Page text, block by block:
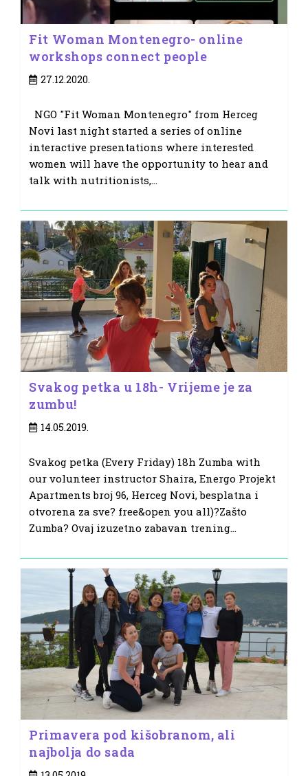
Fit Woman Montenegro- online
workshops connect people
Post
27.12.2020.
NGO "Fit Woman Montenegro" from Herceg
Novi last night started a series of online
interactive presentations where interested
women will have the opportunity to hear and
talk with nutritionists,…
Svakog petka u 18h- Vrijeme je za
zumbu!
Post
14.05.2019.
Svakog petka (Every Friday) 18h Zumba with
our volunteer instructor Shaira, Energo Projekt
Apartments broj 96, Herceg Novi, besplatna i
otvorena za sve? free&open you all)?Zašto
Zumba? Ovaj izuzetno zabavan trening…
Primavera pod kišobranom, ali
najbolja do sada